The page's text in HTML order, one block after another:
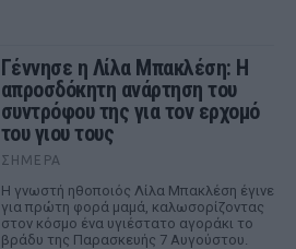
Γέννησε η Λίλα Μπακλέση: Η
απροσδόκητη ανάρτηση του
συντρόφου της για τον ερχομό
του γιου τους
ΣΉΜΕΡΑ
Η γνωστή ηθοποιός Λίλα Μπακλέση έγινε
για πρώτη φορά μαμά, καλωσορίζοντας
στον κόσμο ένα υγιέστατο αγοράκι το
βράδυ της Παρασκευής 7 Αυγούστου.